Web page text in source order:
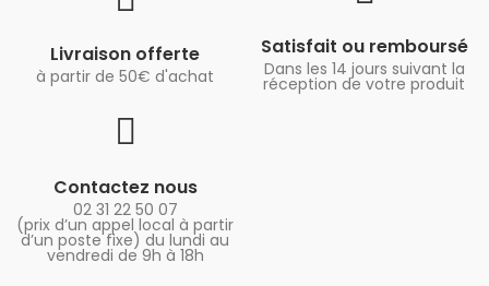
Livraison offerte
à partir de 50€ d'achat
Satisfait ou remboursé
Dans les 14 jours suivant la
réception de votre produit
Contactez nous
02 31 22 50 07
(prix d’un appel local à partir
d’un poste fixe) du lundi au
vendredi de 9h à 18h